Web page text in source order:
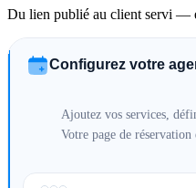
Du lien publié au client servi —
Configurez votre
Ajoutez vos services,
Votre page de réservation